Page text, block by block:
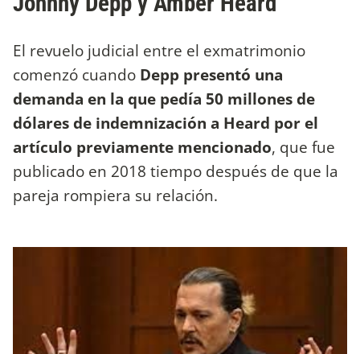
El revuelo judicial entre el exmatrimonio
comenzó cuando Depp presentó una
demanda en la que pedía 50 millones de
dólares de indemnización a Heard por el
artículo previamente mencionado, que fue
publicado en 2018 tiempo después de que la
pareja rompiera su relación.